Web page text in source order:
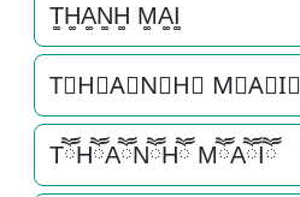
T͚H͚A͚N͚H͚ M͚A͚I͚
T⃒H⃒A⃒N⃒H⃒ M⃒A⃒I⃒
TཽHཽAཽNཽHཽ MཽAཽIཽ